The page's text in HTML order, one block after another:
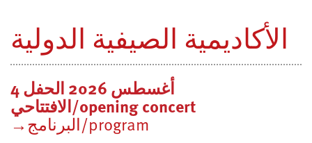
الأكاديمية الصيفية الدولية
4 أغسطس 2026 الحفل
الافتتاحي/opening concert
→البرنامج/program